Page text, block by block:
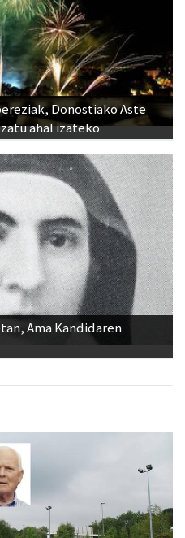
Donostiako Aste
ahal izateko
Ama Kandidaren